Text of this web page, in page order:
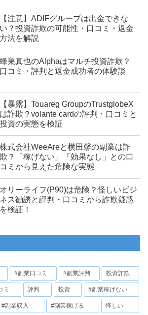
【注意】ADIFグループは出金できな
い？投資詐欺の可能性・口コミ・返金
方法を解説
蜂巣真也のAlphaはマルチ投資詐欺？
口コミ・評判と返金成功者の体験談
【暴露】Touareg GroupのTrustglobeX
は詐欺？volante cardの評判・口コミと
投資の実態を検証
株式会社WeeAreと横田馨の副業は詐
欺？「稼げない」「効果なし」との口
コミから見えた危険な実態
オリーライフ(P90)は危険？怪しいビジ
ネス勧誘と評判・口コミから詐欺疑惑
を検証！
#副業口コミ #副業評判 投資詐欺
ミ 評判 投資 #副業稼げない
#副業収入 #副業稼げる 怪しい